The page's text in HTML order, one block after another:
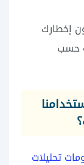
إخطارك
حسب
تحليلات